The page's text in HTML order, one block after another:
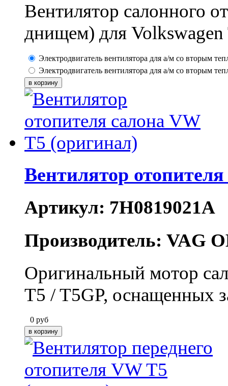
Вентилятор салонного
днищем) для
Электродвигатель вентилятора для а/м со вторым
Электродвигатель вентилятора для а/м со вторым
Вентилятор
Артикул: 7H0819021A
Производитель: VAG
Оригинальный мотор
T5 / T5GP, оснащенных
0 руб